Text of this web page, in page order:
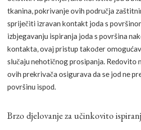
tkanina, pokrivanje ovih područja
spriječiti izravan kontakt joda s
izbjegavanju ispiranja joda s površina
kontakta, ovaj pristup također
slučaju nehotičnog prosipanja. Redovito
ovih prekrivača osigurava da se jod ne
površinu ispod.
Brzo djelovanje za učinkovito